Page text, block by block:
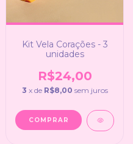
Kit Vela Corações - 3
unidades
R$24,00
3 x de R$8,00 sem juros
COMPRAR